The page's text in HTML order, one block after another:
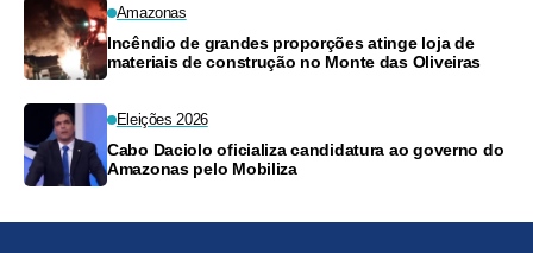
Amazonas
Incêndio de grandes proporções atinge loja de
materiais de construção no Monte das Oliveiras
Eleições 2026
Cabo Daciolo oficializa candidatura ao governo do
Amazonas pelo Mobiliza